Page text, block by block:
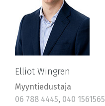
Elliot Wingren
Myyntiedustaja
06 788 4445, 040 1561565